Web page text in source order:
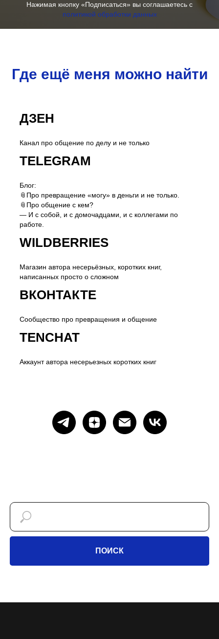
Нажимая кнопку «Подписаться» вы соглашаетесь с
политикой обработки данных
Где ещё меня можно найти
ДЗЕН
Канал про общение по делу и не только
TELEGRAM
Блог:
📎Про превращение «могу» в деньги и не только.
📎Про общение с кем?
— И с собой, и с домочадцами, и с коллегами по
работе.
WILDBERRIES
Магазин автора несерьёзных, коротких книг,
написанных просто о сложном
ВКОНТАКТЕ
Сообщество про превращения и общение
TENCHAT
Аккаунт автора несерьезных коротких книг
ПОИСК